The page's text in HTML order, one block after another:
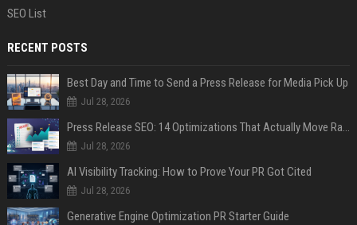
SEO List
RECENT POSTS
Best Day and Time to Send a Press Release for Media Pick Up
Jul 28, 2026
Press Release SEO: 14 Optimizations That Actually Move Rankings
Jul 28, 2026
AI Visibility Tracking: How to Prove Your PR Got Cited
Jul 28, 2026
Generative Engine Optimization PR Starter Guide